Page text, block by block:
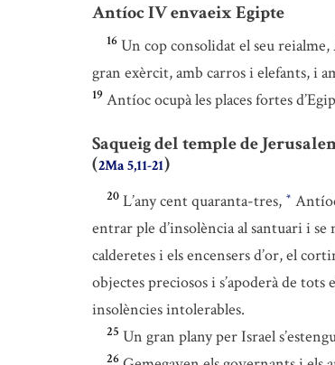
Antíoc IV envaeix Egipte
16 Un cop consolidat el seu
gran exèrcit, amb carros i elefants, i
19 Antíoc ocupà les places fortes
Saqueig del temple de
(2Ma 5,11-21)
20 L’any cent quaranta-tres, *
entrar ple d’insolència al santuari i se
calderetes i els encensers d’or, el
objectes preciosos i s’apoderà de tots
insolències intolerables.
25 Un gran plany per Israel
26